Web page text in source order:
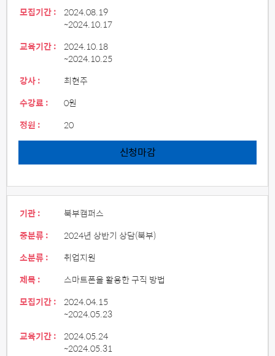
모집기간 : 2024.08.19
~2024.10.17
교육기간 : 2024.10.18
~2024.10.25
강사 :
최현주
수강료 :
0원
정원 :
20
신청마감
기관 :
북부캠퍼스
중분류 :
2024년 상반기 상담(북부)
소분류 :
취업지원
제목 :
스마트폰을 활용한 구직 방법
모집기간 : 2024.04.15
~2024.05.23
교육기간 : 2024.05.24
~2024.05.31